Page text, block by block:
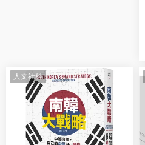
人文社科